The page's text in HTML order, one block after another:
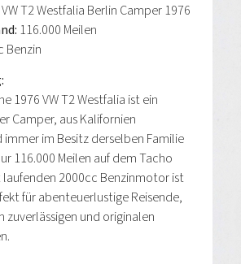
VW T2 Westfalia Berlin Camper 1976
116.000 Meilen
Benzin
1976 VW T2 Westfalia ist ein
Camper, aus Kalifornien
im Besitz derselben Familie
116.000 Meilen auf dem Tacho
2000cc Benzinmotor ist
für abenteuerlustige Reisende,
zuverlässigen und originalen